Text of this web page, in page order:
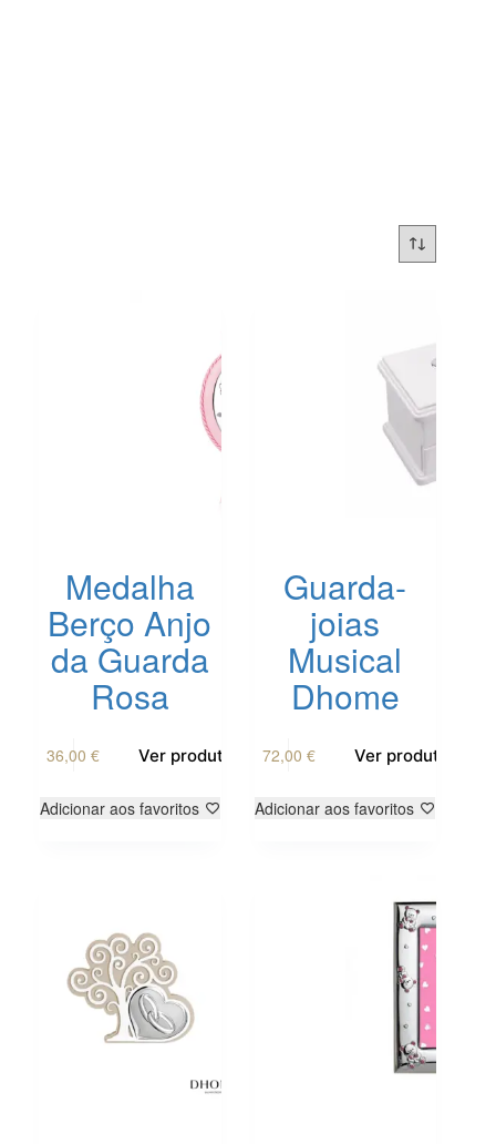
Medalha
Berço Anjo
da Guarda
Rosa
36,00€ Ver produto
Adicionar aos favoritos
Guarda-
joias
Musical
Dhome
72,00 € Ver produto
Adicionar aos favoritos